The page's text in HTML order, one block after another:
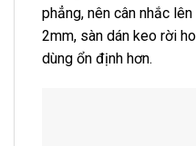
phẳng, nên cân nhắc
2mm, sàn dán keo rời
dùng ổn định hơn.